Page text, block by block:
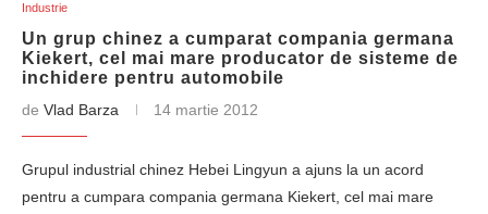
Industrie
Un grup chinez a cumparat compania germana
Kiekert, cel mai mare producator de sisteme de
inchidere pentru automobile
de Vlad Barza 14 martie 2012
Grupul industrial chinez Hebei Lingyun a ajuns la un acord
pentru a cumpara compania germana Kiekert, cel mai mare